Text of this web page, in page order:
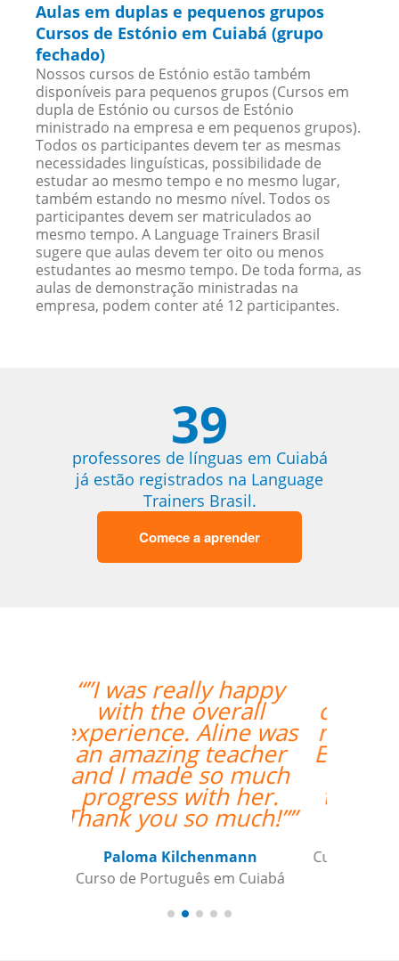
Aulas em duplas e pequenos grupos
Cursos de Estónio em Cuiabá (grupo
fechado)
Nossos cursos de Estónio estão também
disponíveis para pequenos grupos (Cursos em
dupla de Estónio ou cursos de Estónio
ministrado na empresa e em pequenos grupos).
Todos os participantes devem ter as mesmas
necessidades linguísticas, possibilidade de
estudar ao mesmo tempo e no mesmo lugar,
também estando no mesmo nível. Todos os
participantes devem ser matriculados ao
mesmo tempo. A Language Trainers Brasil
sugere que aulas devem ter oito ou menos
estudantes ao mesmo tempo. De toda forma, as
aulas de demonstração ministradas na
empresa, podem conter até 12 participantes.
39
professores de línguas em Cuiabá
já estão registrados na Language
Trainers Brasil.
Comece a aprender
“”Translated: "The
classes are exceeding
my expectations. Prof
Enrico is excellent and
has a lot of useful
teaching methods."””
Elder Gomes Dutra
Curso de Italiano em Campo Grande